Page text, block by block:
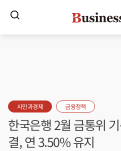
시민과경제 금융정책
한국은행 2월 금통위
결, 연 3.50% 유지